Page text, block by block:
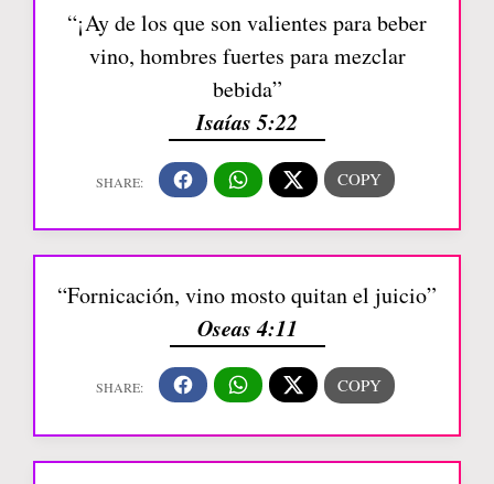
“¡Ay de los que son valientes para beber
vino, hombres fuertes para mezclar
bebida”
Isaías 5:22
“Fornicación, vino mosto quitan el juicio”
Oseas 4:11